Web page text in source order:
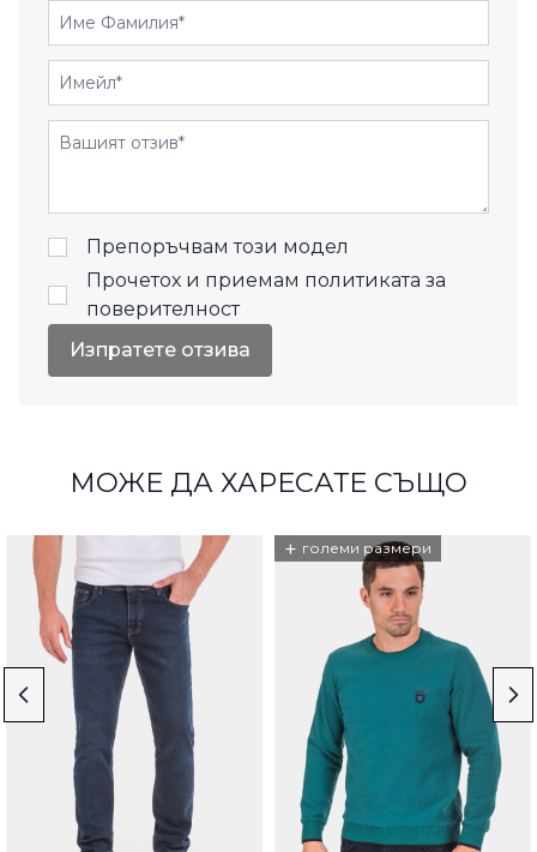
Име Фамилия
Имейл
Отзиви
Препоръчвам този модел
Прочетох и приемам политиката за
поверителност
Изпратете отзива
МОЖЕ ДА ХАРЕСАТЕ СЪЩО
+ големи размери